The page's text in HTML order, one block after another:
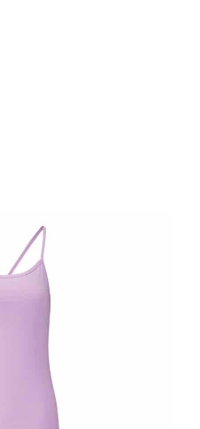
si jóga e-